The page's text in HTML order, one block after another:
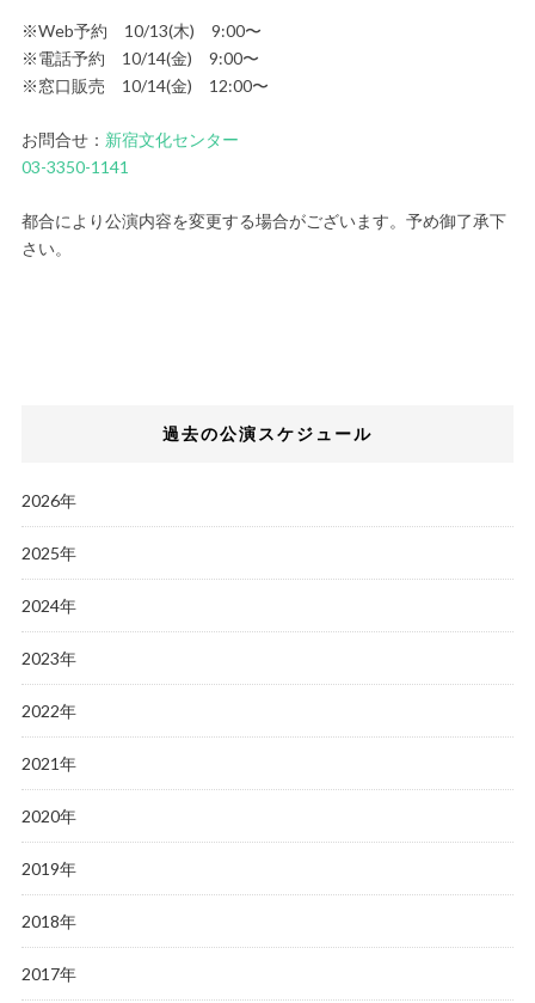
※Web予約 10/13(木) 9:00〜
※電話予約 10/14(金) 9:00〜
※窓口販売 10/14(金) 12:00〜
お問合せ： 新宿文化センター
03-3350-1141
都合により公演内容を変更する場合がございます。予め御了承下
さい。
過去の公演スケジュール
2026年
2025年
2024年
2023年
2022年
2021年
2020年
2019年
2018年
2017年